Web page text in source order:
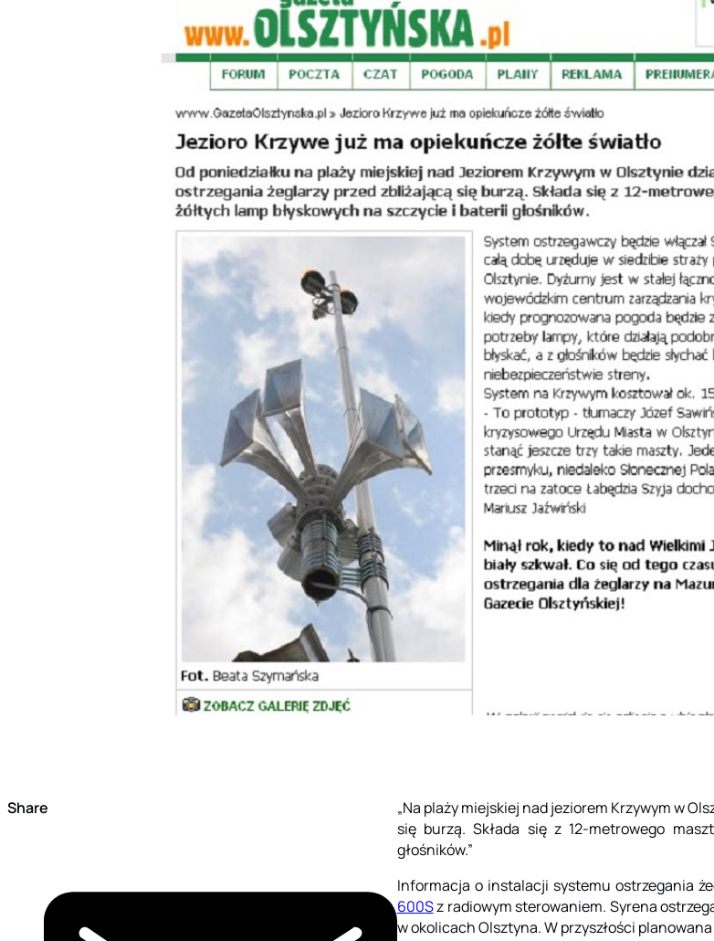
Share
„Na plaży miejskiej nad jeziorem Krzywym w
się burzą. Składa się z 12-metrowego
głośników.”
Informacja o instalacji systemu ostrzegania
600Sz radiowym sterowaniem. Syrena
w okolicach Olsztyna. W przyszłości